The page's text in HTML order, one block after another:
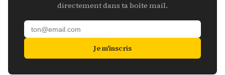
directement dans ta boîte mail.
Je m'inscris